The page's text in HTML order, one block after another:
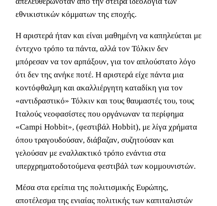
εθνικιστικών κόμματων της εποχής.
Η αριστερά ήταν και είναι μαθημένη να καπηλεύεται με
έντεχνο τρόπο τα πάντα, αλλά τον Τόλκιν δεν
μπόρεσαν να τον αρπάξουν, για τον απλούστατο λόγο
ότι δεν της ανήκε ποτέ. Η αριστερά είχε πάντα μια
κοντόφθαλμη και ακαλλιέργητη καταδίκη για τον
«αντιδραστικό» Τόλκιν και τους θαυμαστές του, τους
Ιταλούς νεοφασίστες που οργάνωναν τα περίφημα
«Campi Hobbit», (φεστιβάλ Hobbit), με λίγα χρήματα
όπου τραγουδούσαν, διάβαζαν, συζητούσαν και
γελούσαν με εναλλακτικό τρόπο ενάντια στα
υπερχρηματοδοτούμενα φεστιβάλ των κομμουνιστών.
Μέσα στα ερείπια της πολιτισμικής Ευρώπης,
αποτέλεσμα της ενιαίας πολιτικής των καπιταλιστών